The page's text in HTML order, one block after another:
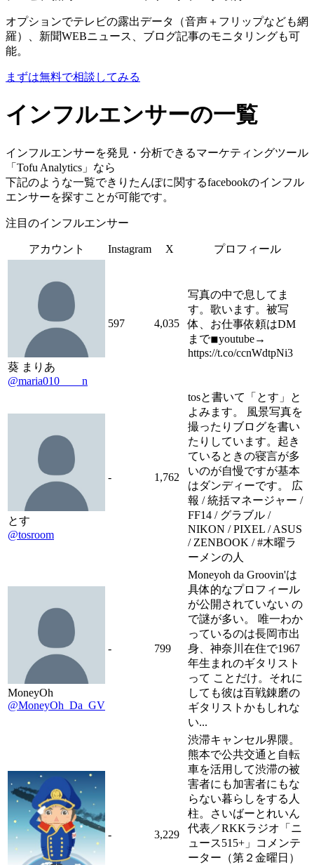
オプションでテレビの露出データ（音声＋フリップなども網
羅）、新聞WEBニュース、ブログ記事のモニタリングも可
能。
まずは無料で相談してみる
インフルエンサーの一覧
インフルエンサーを発見・分析できるマーケティングツール
「Tofu Analytics」なら
下記のような一覧できりたんぽに関するfacebookのインフル
エンサーを探すことが可能です。
注目のインフルエンサー
アカウント Instagram X プロフィール
葵 まりあ
@maria010____n
597 4,035
写真の中で息してま
す。歌います。被写
体、お仕事依頼はDM
まで◾︎youtube→
https://t.co/ccnWdtpNi3
とす
@tosroom
- 1,762
tosと書いて「とす」と
よみます。 風景写真を
撮ったりブログを書い
たりしています。起き
ているときの寝言が多
いのが自慢ですが基本
はダンディーです。 広
報 / 統括マネージャー /
FF14 / グラブル /
NIKON / PIXEL / ASUS
/ ZENBOOK / #木曜ラ
ーメンの人
MoneyOh
@MoneyOh_Da_GV
- 799
Moneyoh da Groovin'は
具体的なプロフィール
が公開されていない の
で謎が多い。 唯一わか
っているのは長岡市出
身、神奈川在住で1967
年生まれのギタリスト
って ことだけ。それに
しても彼は百戦錬磨の
ギタリストかもしれな
い...
- 3,229
渋滞キャンセル界隈。
熊本で公共交通と自転
車を活用して渋滞の被
害者にも加害者にもな
らない暮らしをする人
柱。さいばーとれいん
代表／RKKラジオ「ニ
ュース515+」コメンテ
ーター（第２金曜日）